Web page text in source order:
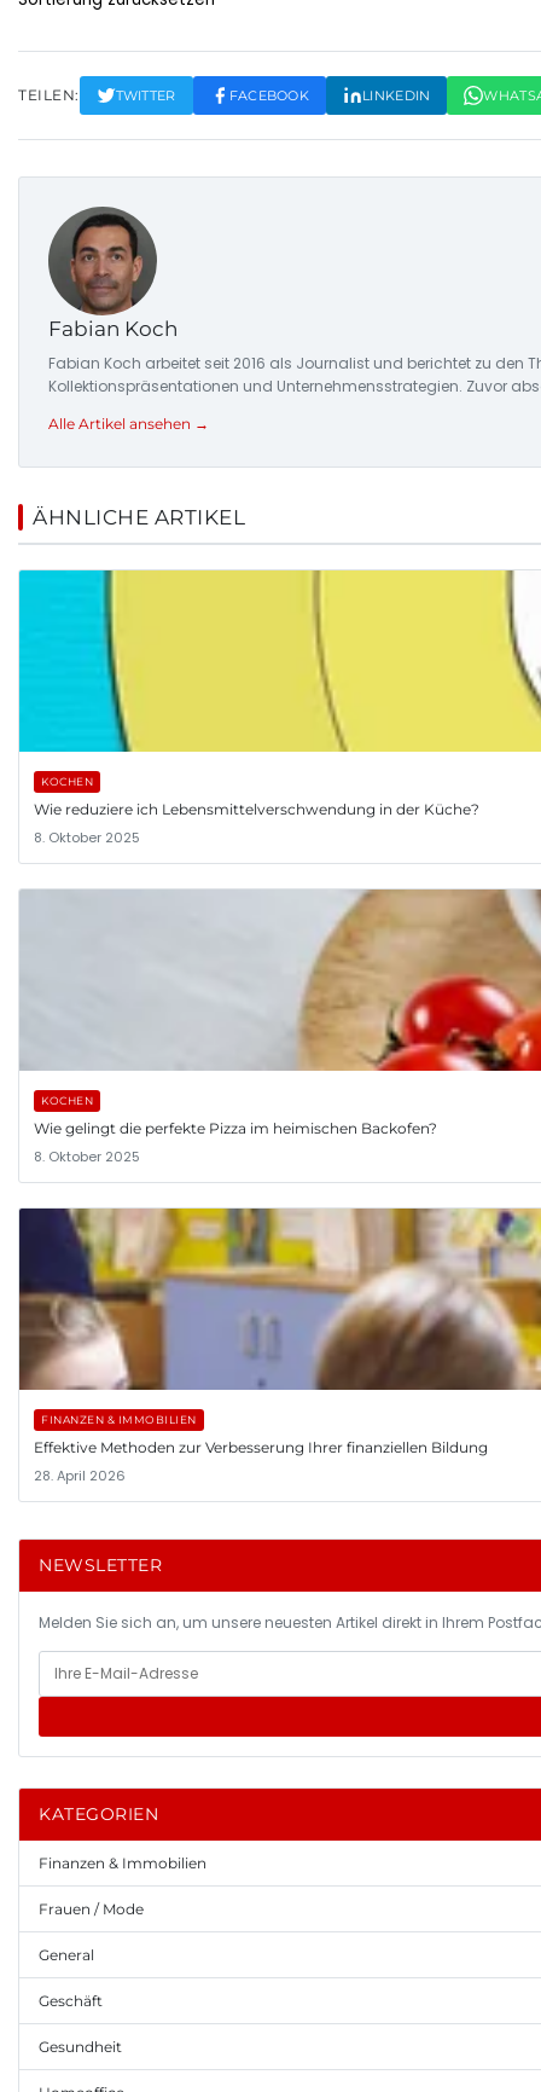
TEILEN: TWITTER FACEBOOK LINKEDIN
Fabian Koch
Fabian Koch arbeitet seit 2016 als Journalist und berichtet zu den
Kollektionspräsentationen und Unternehmensstrategien. Zuvor
Alle Artikel ansehen →
ÄHNLICHE ARTIKEL
KOCHEN
Wie reduziere ich Lebensmittelverschwendung in der Küche?
8. Oktober 2025
KOCHEN
Wie gelingt die perfekte Pizza im heimischen Backofen?
8. Oktober 2025
FINANZEN & IMMOBILIEN
Effektive Methoden zur Verbesserung Ihrer finanziellen Bildung
28. April 2026
NEWSLETTER
Melden Sie sich an, um unsere neuesten Artikel direkt in Ihrem
KATEGORIEN
Finanzen & Immobilien
Frauen / Mode
General
Geschäft
Gesundheit